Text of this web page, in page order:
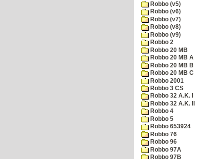
Robbo (v5)
Robbo (v6)
Robbo (v7)
Robbo (v8)
Robbo (v9)
Robbo 2
Robbo 20 MB
Robbo 20 MB A
Robbo 20 MB B
Robbo 20 MB C
Robbo 2001
Robbo 3 CS
Robbo 32 A.K. I
Robbo 32 A.K. II
Robbo 4
Robbo 5
Robbo 653924
Robbo 76
Robbo 96
Robbo 97A
Robbo 97B